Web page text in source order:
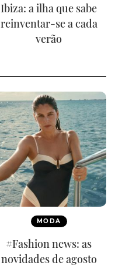
Ibiza: a ilha que sabe
reinventar-se a cada
verão
MODA
#Fashion news: as
novidades de agosto